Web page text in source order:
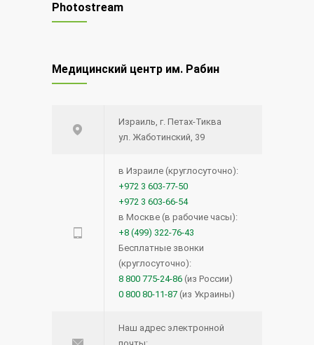
30.12.2021
глаза
Синий лазер для удаления
Прием кроверазжижающих
препаратов возможен и перед
операцией — новое исследование
Лимфома кожи: что нужно знать?
Photostream
Медицинский центр им. Рабин
Израиль, г. Петах-Тиква
ул. Жаботинский, 39
в Израиле (круглосуточно):
+972 3 603-77-50
+972 3 603-66-54
в Москве (в рабочие часы):
+8 (499) 322-76-43
Бесплатные звонки
(круглосуточно):
8 800 775-24-86 (из России)
0 800 80-11-87 (из Украины)
Наш адрес электронной